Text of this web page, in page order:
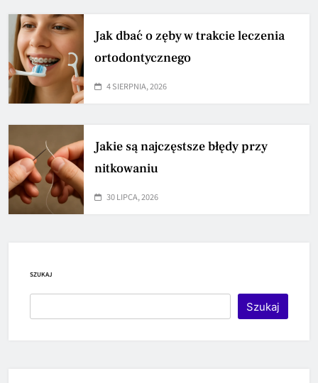
Jak dbać o zęby w trakcie leczenia
ortodontycznego
4 SIERPNIA, 2026
Jakie są najczęstsze błędy przy
nitkowaniu
30 LIPCA, 2026
SZUKAJ
Szukaj